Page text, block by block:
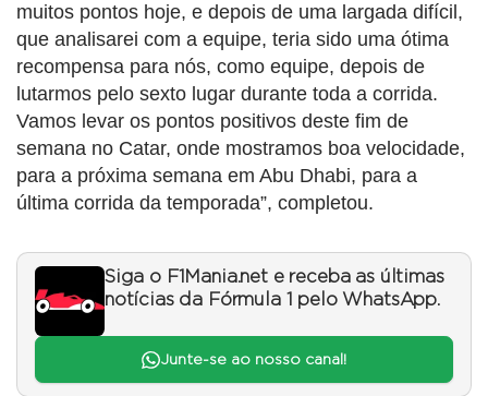
muitos pontos hoje, e depois de uma largada difícil,
que analisarei com a equipe, teria sido uma ótima
recompensa para nós, como equipe, depois de
lutarmos pelo sexto lugar durante toda a corrida.
Vamos levar os pontos positivos deste fim de
semana no Catar, onde mostramos boa velocidade,
para a próxima semana em Abu Dhabi, para a
última corrida da temporada”, completou.
Siga o F1Mania.net e receba as últimas
notícias da Fórmula 1 pelo WhatsApp.
Junte-se ao nosso canal!